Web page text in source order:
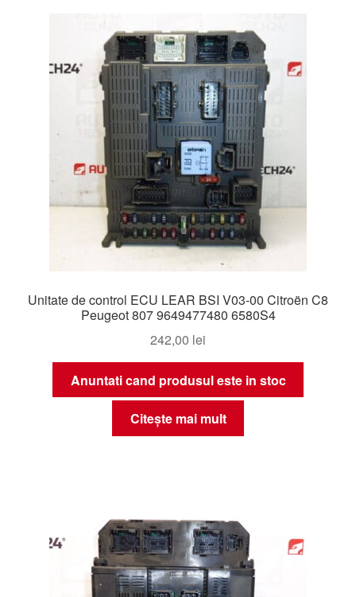
Unitate de control ECU LEAR BSI V03-00 Citroën C8
Peugeot 807 9649477480 6580S4
242,00 lei
Anuntati cand produsul este in stoc
Citește mai mult